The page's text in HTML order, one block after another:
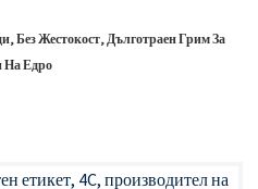
Без Жестокост, Дълготраен Грим За
На Едро